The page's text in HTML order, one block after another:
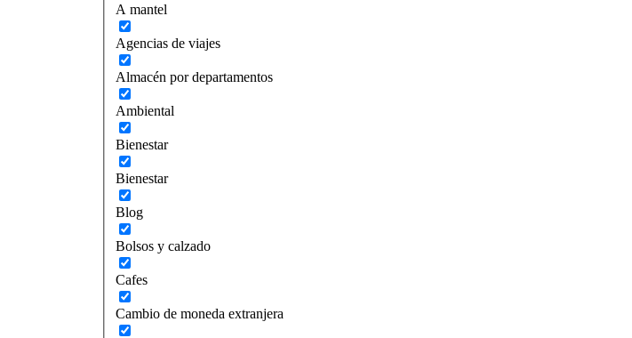
A mantel
Agencias de viajes
Almacén por departamentos
Ambiental
Bienestar
Bienestar
Blog
Bolsos y calzado
Cafes
Cambio de moneda extranjera